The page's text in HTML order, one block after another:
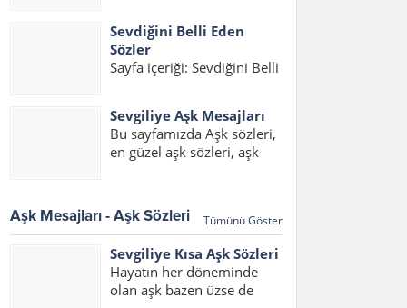
sevgi statusları...
Mesajlar, Duygusal Sevgi
Dolu Mesajlar, Sevgi Dolu
Mesajlar Uzun, Sevgiliye
Sevgi...
Sevdiğini Belli Eden
Sözler
Sayfa içeriği: Sevdiğini Belli
Olduğunu İfade Eden
Sözler, Sevgiyi Belli Etme
Sözleri, Hoşlandığını Belli
sevdiğini belli...
Sevgiliye Aşk Mesajları
Bu sayfamızda Aşk sözleri,
en güzel aşk sözleri, aşk
2017, sözleri kısa konulu
bir yazı hazırladık. Her
sözleri ve aşk...
Aşk Mesajları - Aşk Sözleri Tümünü Göster
Sevgiliye Kısa Aşk Sözleri
Hayatın her döneminde
olan aşk bazen üzse de